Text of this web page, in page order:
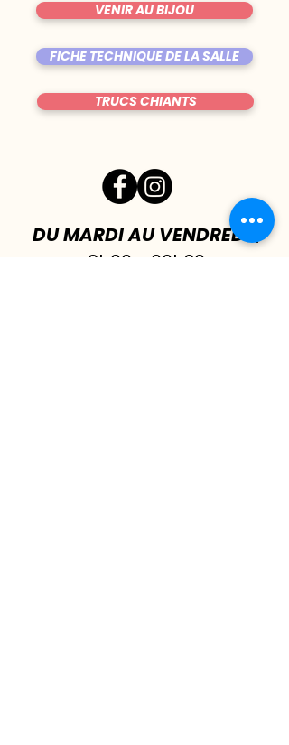
VENIR AU BIJOU
FICHE TECHNIQUE DE LA SALLE
TRUCS CHIANTS
DU MARDI AU VENDREDI |
8h00 - 00h30